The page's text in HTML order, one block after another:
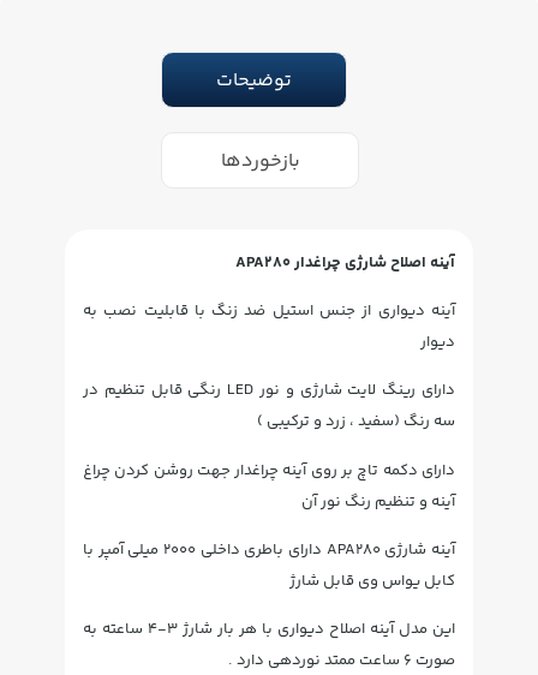
توضیحات
بازخوردها
آینه اصلاح شارژی چراغدار APA280
آینه دیواری از جنس استیل ضد زنگ با قابلیت نصب به
دیوار
دارای رینگ لایت شارژی و نور LED رنگی قابل تنظیم در
سه رنگ (سفید ، زرد و ترکیبی )
دارای دکمه تاچ بر روی آینه چراغدار جهت روشن کردن چراغ
آینه و تنظیم رنگ نور آن
آینه شارژی APA280 دارای باطری داخلی 2000 میلی آمپر با
کابل یواس وی قابل شارژ
این مدل آینه اصلاح دیواری با هر بار شارژ 3-4 ساعته به
صورت 6 ساعت ممتد نوردهی دارد .